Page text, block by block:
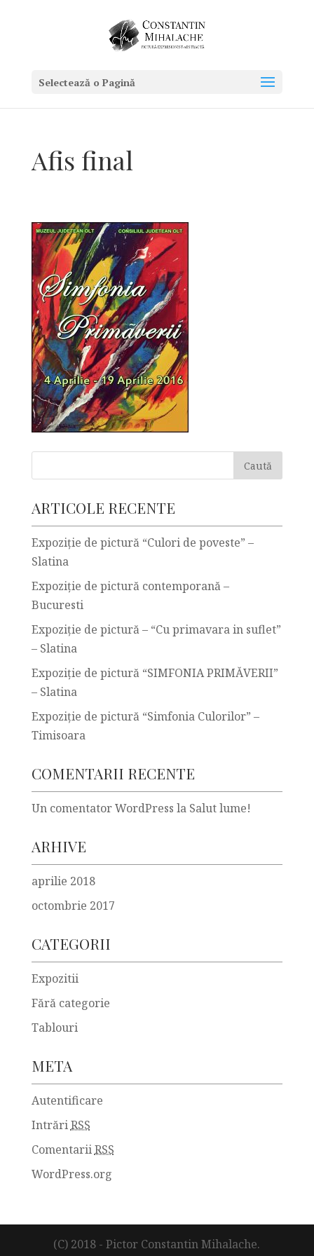
Selectează o Pagină
Afis final
ARTICOLE RECENTE
Expoziție de pictură “Culori de poveste” –
Slatina
Expoziție de pictură contemporană –
Bucuresti
Expoziţie de pictură – “Cu primavara in suflet”
– Slatina
Expoziţie de pictură “SIMFONIA PRIMĂVERII”
– Slatina
Expoziţie de pictură “Simfonia Culorilor” –
Timisoara
COMENTARII RECENTE
Un comentator WordPress la Salut lume!
ARHIVE
aprilie 2018
octombrie 2017
CATEGORII
Expozitii
Fără categorie
Tablouri
META
Autentificare
IntrăriRSS
ComentariiRSS
WordPress.org
(C) 2018 - Pictor Constantin Mihalache.